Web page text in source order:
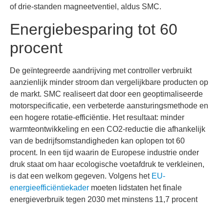
of drie-standen magneetventiel, aldus SMC.
Energiebesparing tot 60
procent
De geïntegreerde aandrijving met controller verbruikt
aanzienlijk minder stroom dan vergelijkbare producten op
de markt. SMC realiseert dat door een geoptimaliseerde
motorspecificatie, een verbeterde aansturingsmethode en
een hogere rotatie-efficiëntie. Het resultaat: minder
warmteontwikkeling en een CO2-reductie die afhankelijk
van de bedrijfsomstandigheden kan oplopen tot 60
procent. In een tijd waarin de Europese industrie onder
druk staat om haar ecologische voetafdruk te verkleinen,
is dat een welkom gegeven. Volgens het EU-
energieefficiëntiekader moeten lidstaten het finale
energieverbruik tegen 2030 met minstens 11,7 procent